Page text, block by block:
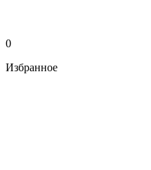
0
Избранное